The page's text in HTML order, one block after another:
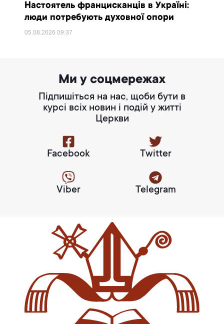
Настоятель францисканців в Україні:
люди потребують духовної опори
05.08.202609:37
Ми у соцмережах
Підпишіться на нас, щоби бути в
курсі всіх новин і подій у житті
Церкви
Facebook Twitter
Viber Telegram